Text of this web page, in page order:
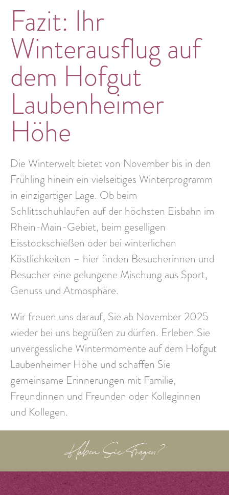
Fazit: Ihr
Winterausflug auf
dem Hofgut
Laubenheimer
Höhe
Die Winterwelt bietet von November bis in den
Frühling hinein ein vielseitiges Winterprogramm
in einzigartiger Lage. Ob beim
Schlittschuhlaufen auf der höchsten Eisbahn im
Rhein-Main-Gebiet, beim geselligen
Eisstockschießen oder bei winterlichen
Köstlichkeiten – hier finden Besucherinnen und
Besucher eine gelungene Mischung aus Sport,
Genuss und Atmosphäre.
Wir freuen uns darauf, Sie ab November 2025
wieder bei uns begrüßen zu dürfen. Erleben Sie
unvergessliche Wintermomente auf dem Hofgut
Laubenheimer Höhe und schaffen Sie
gemeinsame Erinnerungen mit Familie,
Freundinnen und Freunden oder Kolleginnen
und Kollegen.
Haben Sie Fragen?